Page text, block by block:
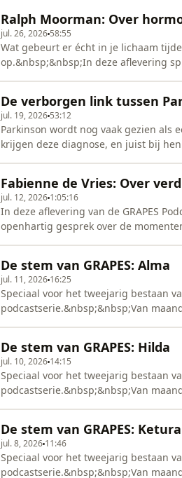
link met de overg
Ralph Moorman: Over
jul. 26, 2026 58:55
Wat gebeurt er écht in je lichaam
op.&nbsp;&nbsp;In deze aflevering
waarom de weegschaal lang niet altijd
De verborgen link tussen
jul. 19, 2026 53:12
Parkinson wordt nog vaak gezien als
krijgen deze diagnose, en juist bij
ondervertegenwoordigd zijn in
Fabienne de Vries: Over
jul. 12, 2026 1:05:16
In deze aflevering van de GRAPES
openhartig gesprek over de
hoe ze uiteindelijk besloot
De stem van GRAPES: Alma
jul. 11, 2026 16:25
Speciaal voor het tweejarig bestaan
podcastserie.&nbsp;&nbsp;Van
dagelijks leven en de lessen die ze
De stem van GRAPES: Hilda
jul. 10, 2026 14:15
Speciaal voor het tweejarig bestaan
podcastserie.&nbsp;&nbsp;Van
dagelijks leven en de lessen die ze
De stem van GRAPES: Ketura
jul. 8, 2026 11:46
Speciaal voor het tweejarig bestaan
podcastserie.&nbsp;&nbsp;Van